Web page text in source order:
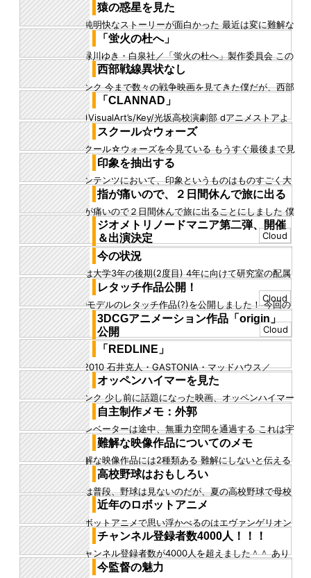
PMEがバージョン更新で使えなくなったのは痛手だっ
たが、 結局、PMMというオリジナルなアドオンを作
成することで対応する...
猿の惑星を見た
単純明快なストーリーが面白かった 最近は変に難解な
作品が多い 長い歴史の中であらゆる映画が生み出さ
れ、それによってあらゆ...
「蛍火の杜へ」
©緑川ゆき・白泉社／「蛍火の杜へ」製作委員会 この
作品は結構前に見てから、ずっと心に残っているアニ
メだった Dアニメスト...
西部戦線異状なし
リンク 今まで数々の戦争映画を見てきた僕だが、西部
戦線異状なしはまだ見たことが無かった 1930年の映画
なので、第二次世...
「CLANNAD」
(C)VisualArt’s/Key/光坂高校演劇部 dアニメストアよ
り引用 超泣ける作品です 登場人物もれなく全員の
ス...
スクール☆ウォーズ
スクール☆ウォーズを今見ている もうすぐ最後まで見
終わる頃だ 僕は、若者が何かに一丸となって取り組む
成長物語が好きなので...
印象を抽出する
コンテンツにおいて、印象というものはものすごく大
事なものではないだろうか わかりやすい例に、人の顔
がある 目が大きいと子...
指が痛いので、２日間休んで旅に出る
指が痛いので２日間休んで旅に出ることにしました 僕
は仕事依存症なので、そうでもしないと仕事から逃れ
ることができません １...
ジオメトリノードマニア第二弾、開催
＆出演決定
blenderFesにて好評をいただいたジオメトリノードマ
ニアが単独の講義として開催されます、 前回に引き続
き、出演させ...
Cloud
今の状況
今は大学3年の後期(2度目) 4年に向けて研究室の配属
の時期 僕はかねてから入りたかったプロダクトデザイ
ン関係の研究室に...
レタッチ作品公開！
3Dモデルのレタッチ作品(?)を公開しました！ 今回の
作品は以前の作品よりも3Dモデルよりです レンダリ
ングした画像の陰...
Cloud
3DCGアニメーション作品「origin」
公開
3DCGアニメーション作品「origin」を公開しました！
この作品は先日行われた昭和百年展に出展した作品で
す ふじたり...
Cloud
「REDLINE」
©2010 石井克人・GASTONIA・マッドハウス／
REDLINE委員会 dアニメストアより引用 デジタル作画
の完成形...
オッペンハイマーを見た
リンク 少し前に話題になった映画、オッペンハイマー
を見た 原爆という題材なのでそもそも日本人が良い気
持ちで見れるものでは...
自主制作メモ：外郭
エレベーターは途中、無重力空間を通過する これは宇
宙船の構造によるもので、負の質量をもつ外郭によっ
て居住区に快適な重力を...
難解な映像作品についてのメモ
難解な映像作品には2種類ある 難解にしないと伝える
ことができないから難解になってしまった映像作品
か、 難解にしないでも伝...
高校野球はおもしろい
僕は普段、野球は見ないのだが、夏の高校野球で母校
が勝ち進んでいるとなるとさすがに見る ベスト4とか
にはたまに入っている学...
近年のロボットアニメ
ロボットアニメで思い浮かべるのはエヴァンゲリオン
(テレビ版)だが、あの頃の作画を思い返すと、安っぽ
くはなかった 3DCG...
チャンネル登録者数4000人！！！
チャンネル登録者数が4000人を超えました＾＾ あり
がとうございます
今監督の魅力